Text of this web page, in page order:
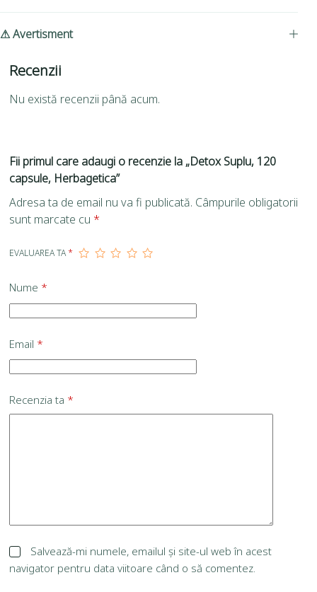
⚠ Avertisment
Recenzii
Nu există recenzii până acum.
Fii primul care adaugi o recenzie la „Detox Suplu, 120
capsule, Herbagetica”
Adresa ta de email nu va fi publicată. Câmpurile obligatorii
sunt marcate cu *
EVALUAREA TA*
Nume *
Email *
Recenzia ta *
Salvează-mi numele, emailul și site-ul web în acest
navigator pentru data viitoare când o să comentez.